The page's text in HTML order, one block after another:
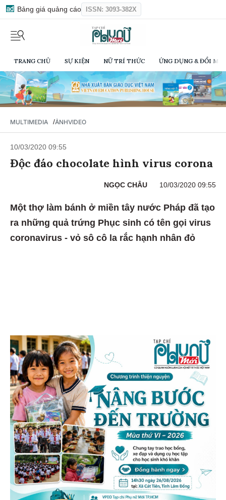
Bảng giá quảng cáo ISSN: 3093-382X
TRANG CHỦ SỰ KIỆN NỮ TRÍ THỨC ỨNG DỤNG & ĐỔI
MULTIMEDIA /ẢNHVIDEO
10/03/2020 09:55
Độc đáo chocolate hình virus corona
NGỌC CHÂU 10/03/2020 09:55
Một thợ làm bánh ở miền tây nước Pháp đã tạo
ra những quả trứng Phục sinh có tên gọi virus
coronavirus - vỏ sô cô la rắc hạnh nhân đỏ